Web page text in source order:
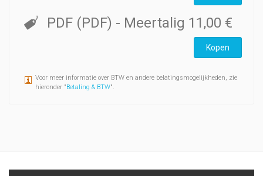
PDF (PDF) - Meertalig 11,00 €
Kopen
Voor meer informatie over BTW en andere belatingsmogelijkheden, zie
hieronder "Betaling & BTW".